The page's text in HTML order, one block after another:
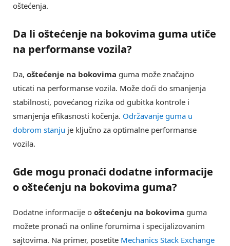
oštećenja.
Da li oštećenje na bokovima guma utiče
na performanse vozila?
Da, oštećenje na bokovima guma može značajno
uticati na performanse vozila. Može doći do smanjenja
stabilnosti, povećanog rizika od gubitka kontrole i
smanjenja efikasnosti kočenja. Održavanje guma u
dobrom stanju je ključno za optimalne performanse
vozila.
Gde mogu pronaći dodatne informacije
o oštećenju na bokovima guma?
Dodatne informacije o oštećenju na bokovima guma
možete pronaći na online forumima i specijalizovanim
sajtovima. Na primer, posetite Mechanics Stack Exchange